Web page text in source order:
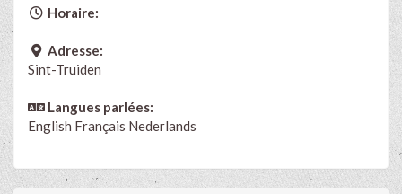
Horaire:
Adresse:
Sint-Truiden
Langues parlées:
English Français Nederlands